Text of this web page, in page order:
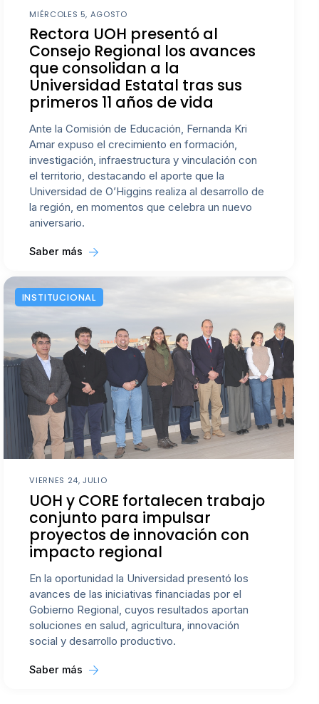
MIÉRCOLES 5, AGOSTO
Rectora UOH presentó al
Consejo Regional los avances
que consolidan a la
Universidad Estatal tras sus
primeros 11 años de vida
Ante la Comisión de Educación, Fernanda Kri
Amar expuso el crecimiento en formación,
investigación, infraestructura y vinculación con
el territorio, destacando el aporte que la
Universidad de O’Higgins realiza al desarrollo de
la región, en momentos que celebra un nuevo
aniversario.
Saber más
INSTITUCIONAL
VIERNES 24, JULIO
UOH y CORE fortalecen trabajo
conjunto para impulsar
proyectos de innovación con
impacto regional
En la oportunidad la Universidad presentó los
avances de las iniciativas financiadas por el
Gobierno Regional, cuyos resultados aportan
soluciones en salud, agricultura, innovación
social y desarrollo productivo.
Saber más